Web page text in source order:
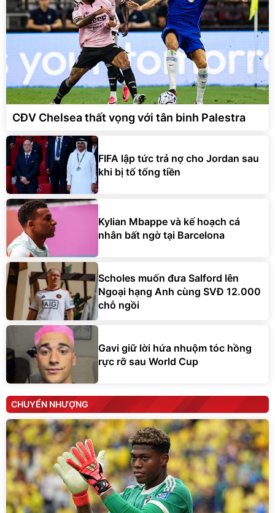
CĐV Chelsea thất vọng với tân binh Palestra
FIFA lập tức trả nợ cho Jordan sau
khi bị tố tống tiền
Kylian Mbappe và kế hoạch cá
nhân bất ngờ tại Barcelona
Scholes muốn đưa Salford lên
Ngoại hạng Anh cùng SVĐ 12.000
chỗ ngồi
Gavi giữ lời hứa nhuộm tóc hồng
rực rỡ sau World Cup
CHUYỂN NHƯỢNG